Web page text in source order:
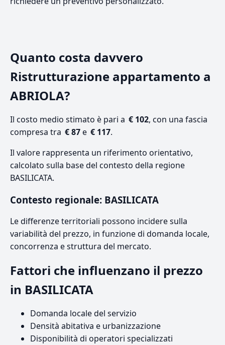
Quanto costa davvero
Ristrutturazione appartamento a
ABRIOLA?
Il costo medio stimato è pari a € 102, con una fascia
compresa tra € 87e € 117.
Il valore rappresenta un riferimento orientativo,
calcolato sulla base del contesto della regione
BASILICATA.
Contesto regionale: BASILICATA
Le differenze territoriali possono incidere sulla
variabilità del prezzo, in funzione di domanda locale,
concorrenza e struttura del mercato.
Fattori che influenzano il prezzo
in BASILICATA
Domanda locale del servizio
Densità abitativa e urbanizzazione
Disponibilità di operatori specializzati